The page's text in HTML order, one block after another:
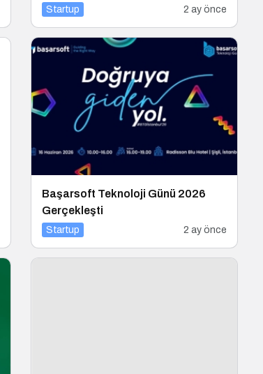
Startup 2 ay önce
Başarsoft Teknoloji Günü 2026
Gerçekleşti
Startup 2 ay önce